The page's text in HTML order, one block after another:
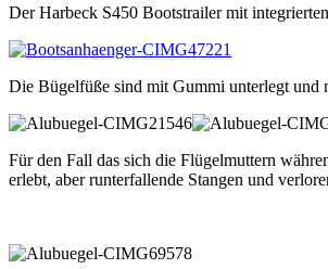
Der Harbeck S450 Bootstrailer mit
Die Bügelfüße sind mit Gummi unterlegt und
Für den Fall das sich die Flügelmuttern
erlebt, aber runterfallende Stangen und